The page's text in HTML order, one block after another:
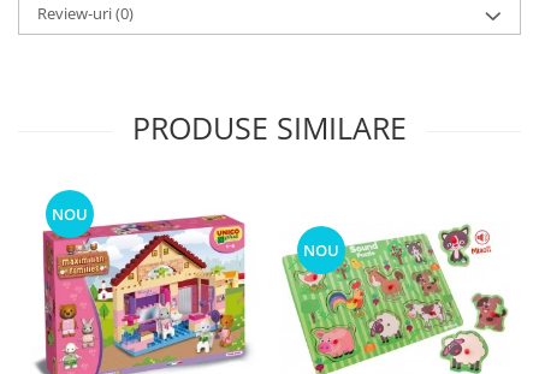
Review-uri(0)
PRODUSE SIMILARE
NOU
NOU